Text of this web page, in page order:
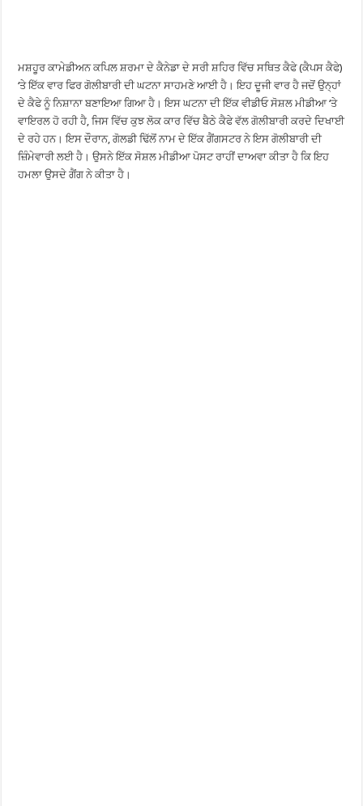
ਮਸ਼ਹੂਰ ਕਾਮੇਡੀਅਨ ਕਪਿਲ ਸ਼ਰਮਾ ਦੇ ਕੈਨੇਡਾ ਦੇ ਸਰੀ ਸ਼ਹਿਰ ਵਿੱਚ ਸਥਿਤ ਕੈਫੇ (ਕੈਪਸ ਕੈਫੇ)
‘ਤੇ ਇੱਕ ਵਾਰ ਫਿਰ ਗੋਲੀਬਾਰੀ ਦੀ ਘਟਨਾ ਸਾਹਮਣੇ ਆਈ ਹੈ। ਇਹ ਦੂਜੀ ਵਾਰ ਹੈ ਜਦੋਂ ਉਨ੍ਹਾਂ
ਦੇ ਕੈਫੇ ਨੂੰ ਨਿਸ਼ਾਨਾ ਬਣਾਇਆ ਗਿਆ ਹੈ। ਇਸ ਘਟਨਾ ਦੀ ਇੱਕ ਵੀਡੀਓ ਸੋਸ਼ਲ ਮੀਡੀਆ ‘ਤੇ
ਵਾਇਰਲ ਹੋ ਰਹੀ ਹੈ, ਜਿਸ ਵਿੱਚ ਕੁਝ ਲੋਕ ਕਾਰ ਵਿੱਚ ਬੈਠੇ ਕੈਫੇ ਵੱਲ ਗੋਲੀਬਾਰੀ ਕਰਦੇ ਦਿਖਾਈ
ਦੇ ਰਹੇ ਹਨ। ਇਸ ਦੌਰਾਨ, ਗੋਲਡੀ ਢਿੱਲੋਂ ਨਾਮ ਦੇ ਇੱਕ ਗੈਂਗਸਟਰ ਨੇ ਇਸ ਗੋਲੀਬਾਰੀ ਦੀ
ਜ਼ਿੰਮੇਵਾਰੀ ਲਈ ਹੈ। ਉਸਨੇ ਇੱਕ ਸੋਸ਼ਲ ਮੀਡੀਆ ਪੋਸਟ ਰਾਹੀਂ ਦਾਅਵਾ ਕੀਤਾ ਹੈ ਕਿ ਇਹ
ਹਮਲਾ ਉਸਦੇ ਗੈਂਗ ਨੇ ਕੀਤਾ ਹੈ।